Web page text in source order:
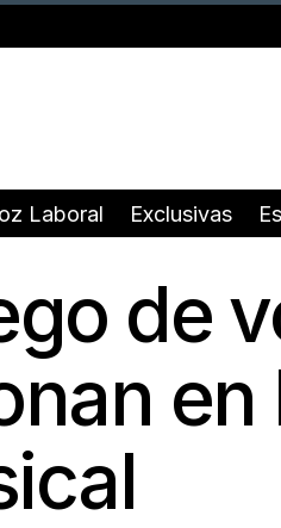
Laboral Exclusivas
de